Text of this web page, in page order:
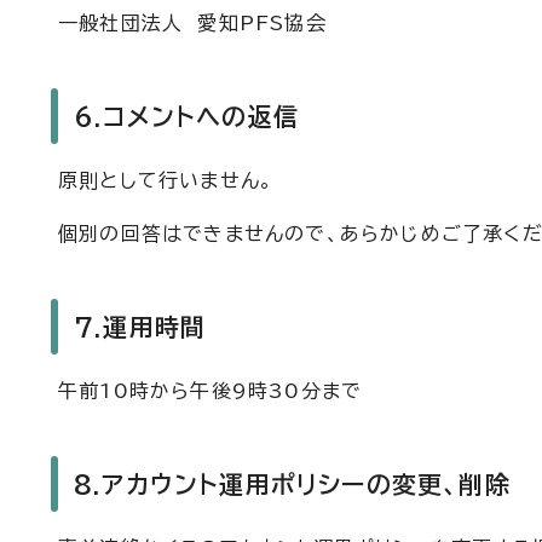
一般社団法人 愛知PFS協会
6.コメントへの返信
原則として行いません。
個別の回答はできませんので、あらかじめご了承く
7.運用時間
午前10時から午後9時30分まで
8.アカウント運用ポリシーの変更、削除